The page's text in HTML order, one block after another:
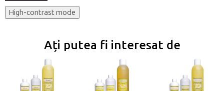
High-contrast mode
Ați putea fi interesat de